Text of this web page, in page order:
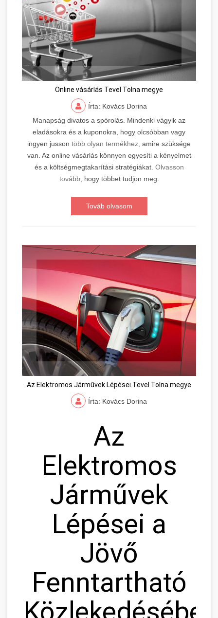
Online vásárlás Tevel Tolna megye
Írta: Kovács Dorina
Manapság divatos a spórolás. Mindenki vágyik az
eladásokra és a kuponokra, hogy olcsóbban vagy
ingyen jusson több olyan termékhez, amire szüksége
van. Az online vásárlás könnyen egyesíti a kényelmet
és a költségmegtakarítási stratégiákat. Olvasson
tovább, hogy többet tudjon meg.
Továb olvasom
Az Elektromos Járművek Lépései Tevel Tolna megye
Írta: Kovács Dorina
Az
Elektromos
Járművek
Lépései a
Jövő
Fenntartható
Közlekedésében